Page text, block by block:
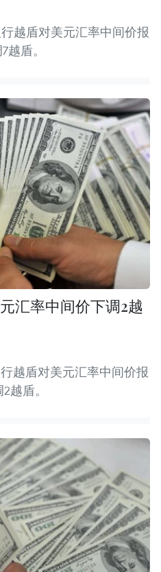
越盾对美元汇率中间价报
越盾。
汇率中间价下调2越
越盾对美元汇率中间价报
越盾。